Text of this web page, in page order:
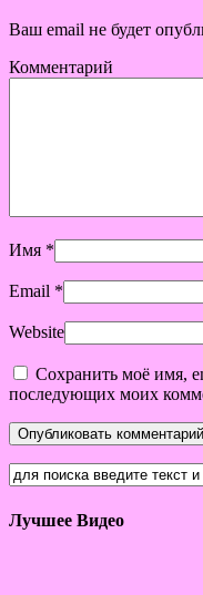
Ваш email не будет
Комментарий
Имя *
Email *
Website
Сохранить моё имя,
последующих моих
Лучшее Видео